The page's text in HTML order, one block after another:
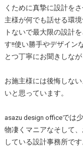
くために真摯に設計を
主様が何でも話せる環
トないで最大限の設計
す!!使い勝手やデザイン
とつ丁寧にお聞きしな
お施主様には後悔しな
いと思っています。
asazu design officeでは
物凄くマニアなそして
している設計事務所です